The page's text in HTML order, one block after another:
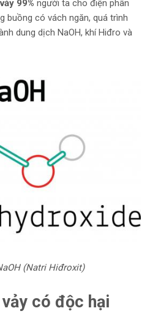
99% người ta cho điện phân
buồng có vách ngăn, quá trình
dung dịch NaOH, khí Hiđro và
(Natri Hiđroxit)
có độc hại